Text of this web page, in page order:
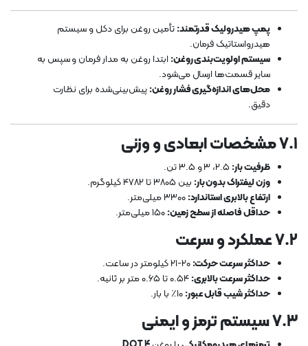
پمپ هیدرولیک قدرتمند:تأمین روغن برای دکل و سیستم
هیدرواستاتیک فرمان.
سیستم اولویت‌بندی روغن:ابتدا روغن به مدار فرمان و سپس به
سایر قسمت‌ها ارسال می‌شود.
محل‌های اندازه‌گیری فشار روغن:پیش‌بینی‌شده برای نظارت
دقیق.
۷.۱ مشخصات ابعادی و وزنی
ظرفیت بار:
وزن لیفتراک بدون بار: بین ۳۸۰۵ تا ۴۷۸۲ کیلوگرم.
ارتفاع بالابری استاندارد:۳۳۰۰ میلی‌متر.
حداقل فاصله از سطح زمین:۱۵۰ میلی‌متر.
۷.۲ عملکرد و سرعت
حداکثر سرعت حرکت:۲۰-۲۱ کیلومتر در ساعت.
حداکثر سرعت بالابری:۰.۵۴ تا ۰.۶۵ متر بر ثانیه.
حداکثر شیب قابل عبور:۱۰٪ با بار.
۷.۳ سیستم ترمز و ایمنی